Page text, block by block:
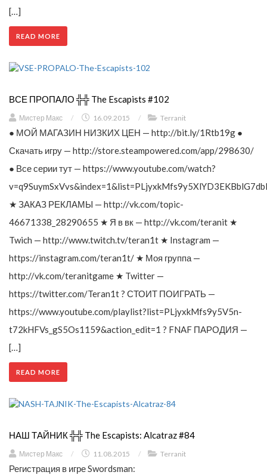
[…]
READ MORE
ВСЕ ПРОПАЛО ╬╬ The Escapists #102
Мистер Макс / 16.09.2015 / Terranit
● МОЙ МАГАЗИН НИЗКИХ ЦЕН — http://bit.ly/1Rtb19g ●
Скачать игру — http://store.steampowered.com/app/298630/
● Все серии тут — https://www.youtube.com/watch?
★ ЗАКАЗ РЕКЛАМЫ — http://vk.com/topic-
46671338_28290655 ★ Я в вк — http://vk.com/teranit ★
Twich — http://www.twitch.tv/teran1t ★ Instagram —
https://instagram.com/teran1t/ ★ Моя группа —
http://vk.com/teranitgame ★ Twitter —
https://twitter.com/Teran1t ? СТОИТ ПОИГРАТЬ —
https://www.youtube.com/playlist?list=PLjyxkMfs9y5V5n-
t72kHFVs_gS5Os1159&action_edit=1 ? FNAF ПАРОДИЯ —
[…]
READ MORE
НАШ ТАЙНИК ╬╬ The Escapists: Alcatraz #84
Мистер Макс / 11.08.2015 / Terranit
Регистрация в игре Swordsman: